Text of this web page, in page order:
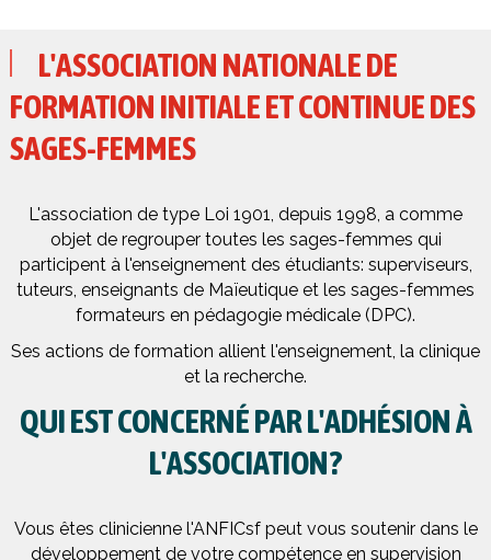
L'ASSOCIATION NATIONALE DE
FORMATION INITIALE ET CONTINUE DES
SAGES-FEMMES
L'association de type Loi 1901, depuis 1998, a comme
objet de regrouper toutes les sages-femmes qui
participent à l'enseignement des étudiants: superviseurs,
tuteurs, enseignants de Maïeutique et les sages-femmes
formateurs en pédagogie médicale (DPC).
Ses actions de formation allient l'enseignement, la clinique
et la recherche.
QUI EST CONCERNÉ PAR L'ADHÉSION À
L'ASSOCIATION?
Vous êtes clinicienne l'ANFICsf peut vous soutenir dans le
développement de votre compétence en supervision